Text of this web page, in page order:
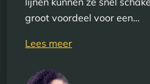
groot voordeel voor een…
Lees meer